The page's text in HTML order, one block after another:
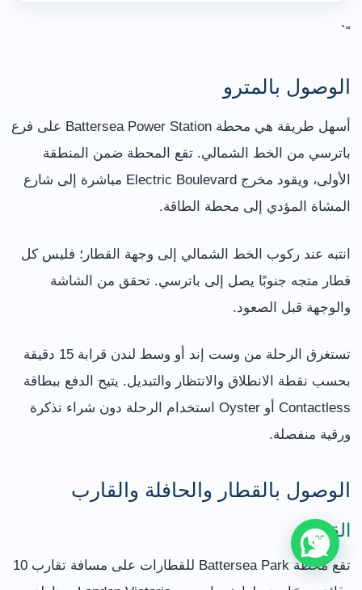
“`
الوصول بالمترو
أسهل طريقة هي محطة Battersea Power Station على فرع
باترسي من الخط الشمالي. تقع المحطة ضمن المنطقة
الأولى، ويقود مخرج Electric Boulevard مباشرة إلى شارع
المشاة المؤدي إلى محطة الطاقة.
انتبه عند ركوب الخط الشمالي إلى وجهة القطار؛ فليس كل
قطار متجه جنوبًا يصل إلى باترسي. تحقق من الشاشة
والوجهة قبل الصعود.
تستغرق الرحلة من وست إند أو وسط لندن قرابة 15 دقيقة
بحسب نقطة الانطلاق والانتظار والتبديل. يتيح الدفع ببطاقة
Contactless أو Oyster استخدام الرحلة دون شراء تذكرة
ورقية منفصلة.
الوصول بالقطار والحافلة والقارب
القطار
تقع محطة Battersea Park للقطارات على مسافة تقارب 10